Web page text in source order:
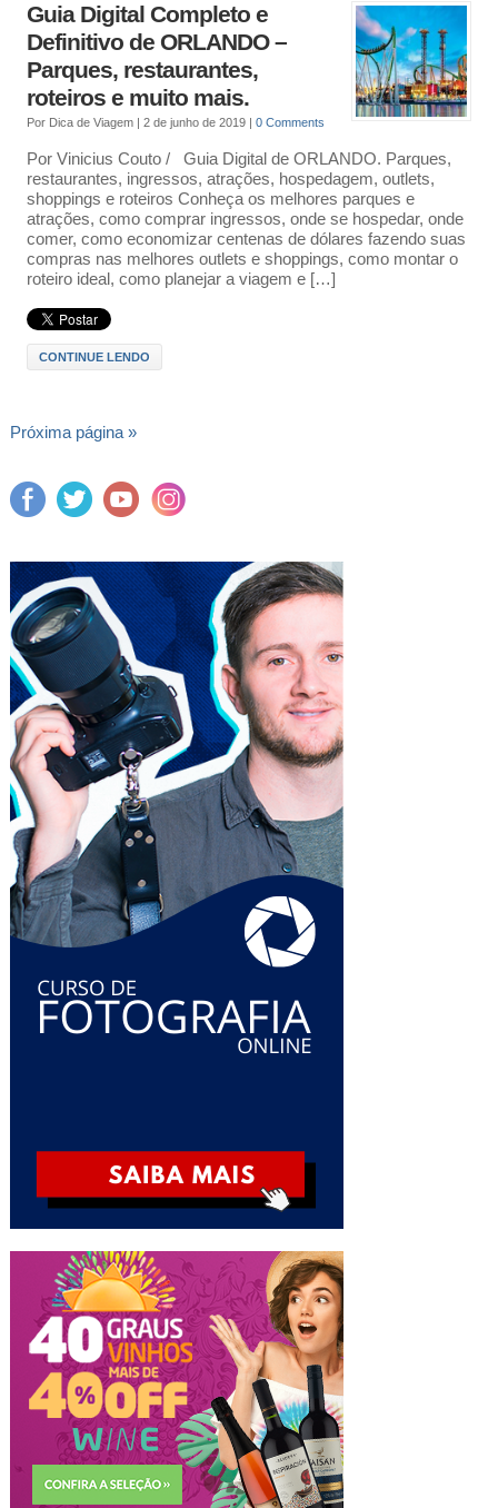
Guia Digital Completo e
Definitivo de ORLANDO –
Parques, restaurantes,
roteiros e muito mais.
Por Dica de Viagem| 2 de junho de 2019 0 Comments
Por Vinicius Couto / Guia Digital de ORLANDO. Parques,
restaurantes, ingressos, atrações, hospedagem, outlets,
shoppings e roteiros Conheça os melhores parques e
atrações, como comprar ingressos, onde se hospedar, onde
comer, como economizar centenas de dólares fazendo suas
compras nas melhores outlets e shoppings, como montar o
roteiro ideal, como planejar a viagem e […]
CONTINUE LENDO
Próxima página »